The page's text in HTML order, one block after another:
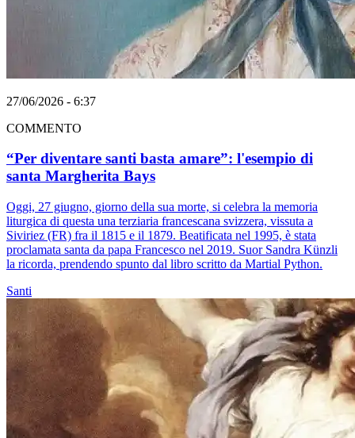
27/06/2026 - 6:37
COMMENTO
“Per diventare santi basta amare”: l'esempio di
santa Margherita Bays
Oggi, 27 giugno, giorno della sua morte, si celebra la memoria
liturgica di questa una terziaria francescana svizzera, vissuta a
Siviriez (FR) fra il 1815 e il 1879. Beatificata nel 1995, è stata
proclamata santa da papa Francesco nel 2019. Suor Sandra Künzli
la ricorda, prendendo spunto dal libro scritto da Martial Python.
Santi